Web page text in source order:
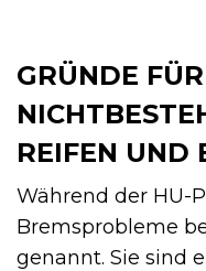
GRÜNDE
REIFEN UND
Während der HU-
Bremsprobleme
genannt. Sie sind